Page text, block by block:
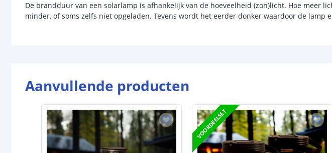
De brandduur van een solarlamp is afhankelijk van de hoeveelheid (zon)licht. Hoe
minder, of soms zelfs niet opgeladen. Tevens wordt het eerder donker waardoor de
Aanvullende producten
VOORDEELSET